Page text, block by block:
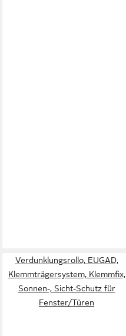
Verdunklungsrollo, EUGAD,
Klemmträgersystem, Klemmfix,
Sonnen-, Sicht-Schutz für
Fenster/Türen